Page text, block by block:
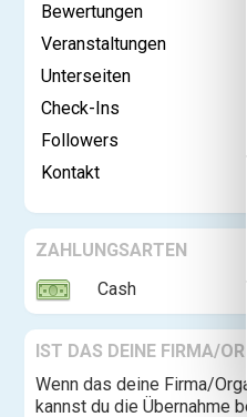
l
g
Bewertungen
Veranstaltungen
Unterseiten
Check-Ins
Followers
Kontakt
ZAHLUNGSARTEN
Cash
IST DAS DEINE FIRMA/
Wenn das deine Firma/
kannst du die Übernahme